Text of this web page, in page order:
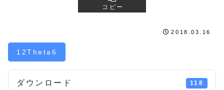
コピー
2018.03.16
12Theta6
ダウンロード 118